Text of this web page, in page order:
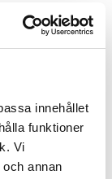
innehållet
funktioner
Vi
annan